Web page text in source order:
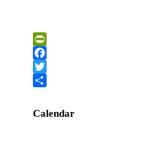
PrintFriendly
Facebook
Twitter
Calendar